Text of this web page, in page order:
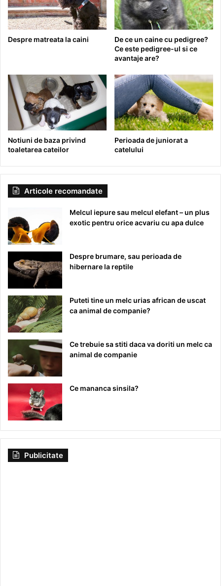
Despre matreata la caini
De ce un caine cu pedigree?
Ce este pedigree-ul si ce
avantaje are?
Notiuni de baza privind
toaletarea cateilor
Perioada de juniorat a
catelului
Articole recomandate
Melcul iepure sau melcul elefant – un plus
exotic pentru orice acvariu cu apa dulce
Despre brumare, sau perioada de
hibernare la reptile
Puteti tine un melc urias african de uscat
ca animal de companie?
Ce trebuie sa stiti daca va doriti un melc ca
animal de companie
Ce mananca sinsila?
Publicitate